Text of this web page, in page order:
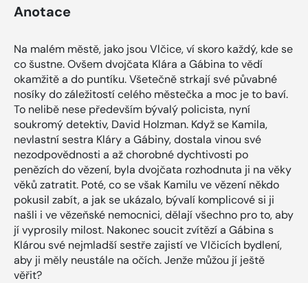
Anotace
Na malém městě, jako jsou Vlčice, ví skoro každý, kde se
co šustne. Ovšem dvojčata Klára a Gábina to vědí
okamžitě a do puntíku. Všetečně strkají své půvabné
nosíky do záležitostí celého městečka a moc je to baví.
To nelibě nese především bývalý policista, nyní
soukromý detektiv, David Holzman. Když se Kamila,
nevlastní sestra Kláry a Gábiny, dostala vinou své
nezodpovědnosti a až chorobné dychtivosti po
penězích do vězení, byla dvojčata rozhodnuta ji na věky
věků zatratit. Poté, co se však Kamilu ve vězení někdo
pokusil zabít, a jak se ukázalo, bývalí komplicové si ji
našli i ve vězeňské nemocnici, dělají všechno pro to, aby
jí vyprosily milost. Nakonec soucit zvítězí a Gábina s
Klárou své nejmladší sestře zajistí ve Vlčicích bydlení,
aby ji měly neustále na očích. Jenže můžou jí ještě
věřit?